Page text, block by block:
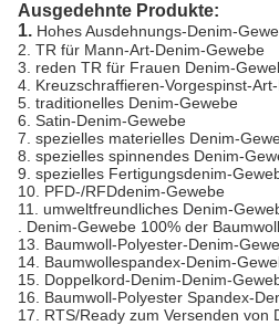
Ausgedehnte Produkte:
1. Hohes Ausdehnungs-Denim-
2. TR für Mann-Art-Denim-Gewebe
3. reden TR für Frauen Denim-
4. Kreuzschraffieren-Vorgespinst-
5. traditionelles Denim-Gewebe
6. Satin-Denim-Gewebe
7. spezielles materielles Denim-
8. spezielles spinnendes Denim-
9. spezielles Fertigungsdenim-
10. PFD-/RFDdenim-Gewebe
11. umweltfreundliches Denim-
. Denim-Gewebe 100% der
13. Baumwoll-Polyester-Denim-
14. Baumwollespandex-Denim-
15. Doppelkord-Denim-Denim-
16. Baumwoll-Polyester Spandex-
17. RTS/Ready zum Versenden von